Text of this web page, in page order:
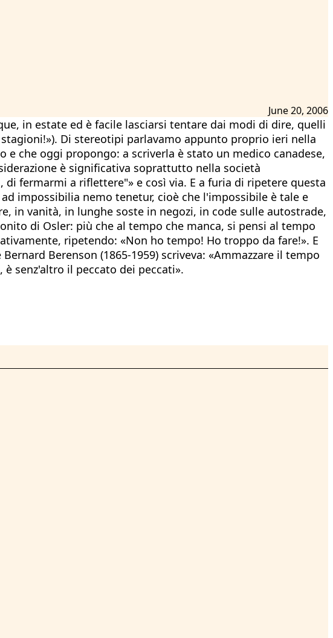
June 20, 2006
in estate ed è facile lasciarsi tentare dai modi di dire, quelli
Di stereotipi parlavamo appunto proprio ieri nella
che oggi propongo: a scriverla è stato un medico canadese,
è significativa soprattutto nella società
fermarmi a riflettere"» e così via. E a furia di ripetere questa
impossibilia nemo tenetur, cioè che l'impossibile è tale e
in vanità, in lunghe soste in negozi, in code sulle autostrade,
di Osler: più che al tempo che manca, si pensi al tempo
ripetendo: «Non ho tempo! Ho troppo da fare!». E
Berenson (1865-1959) scriveva: «Ammazzare il tempo
senz'altro il peccato dei peccati».